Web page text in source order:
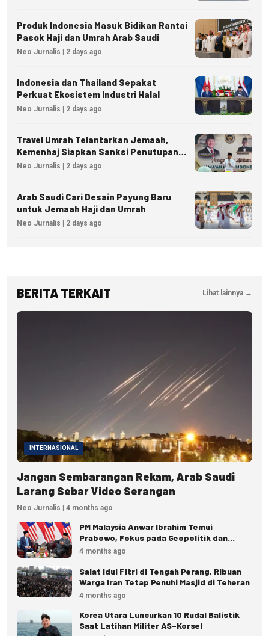
Produk Indonesia Masuk Bidikan Rantai
Pasok Haji dan Umrah Arab Saudi
Neo Jurnalis | 2 days ago
Indonesia dan Thailand Sepakat
Perkuat Ekosistem Industri Halal
Neo Jurnalis | 2 days ago
Travel Umrah Telantarkan Jemaah,
Kemenhaj Siapkan Sanksi Penutupan
Izin hingga Pidana
Neo Jurnalis | 2 days ago
Arab Saudi Cari Desain Payung Baru
untuk Jemaah Haji dan Umrah
Neo Jurnalis | 2 days ago
BERITA TERKAIT Lihat lainnya →
INTERNASIONAL
Jangan Sembarangan Rekam, Arab Saudi
Larang Sebar Video Serangan
Neo Jurnalis | 4 months ago
PM Malaysia Anwar Ibrahim Temui
Prabowo, Fokus pada Geopolitik dan
Ekonomi
4 months ago
Salat Idul Fitri di Tengah Perang, Ribuan
Warga Iran Tetap Penuhi Masjid di Teheran
4 months ago
Korea Utara Luncurkan 10 Rudal Balistik
Saat Latihan Militer AS–Korsel